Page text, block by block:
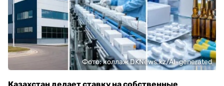
Фото: коллаж DKNews.kz/AI-generated